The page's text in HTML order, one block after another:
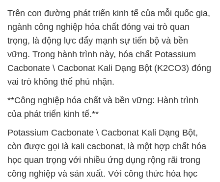
Trên con đường phát triển kinh tế của mỗi quốc gia,
ngành công nghiệp hóa chất đóng vai trò quan
trọng, là động lực đẩy mạnh sự tiến bộ và bền
vững. Trong hành trình này, hóa chất Potassium
Cacbonate \ Cacbonat Kali Dạng Bột (K2CO3) đóng
vai trò không thể phủ nhận.
**Công nghiệp hóa chất và bền vững: Hành trình
của phát triển kinh tế.**
Potassium Cacbonate \ Cacbonat Kali Dạng Bột,
còn được gọi là kali cacbonat, là một hợp chất hóa
học quan trọng với nhiều ứng dụng rộng rãi trong
công nghiệp và sản xuất. Với công thức hóa học